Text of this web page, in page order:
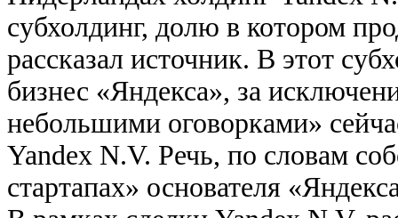
субхолдинг, долю в котором
рассказал источник. В этот
бизнес «Яндекса», за
небольшими оговорками»
Yandex N.V. Речь, по словам
стартапах» основателя